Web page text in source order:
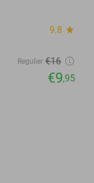
9.8 star
Regulier €16
€9,95